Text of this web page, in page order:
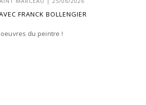
FRANCK BOLLENGIER
du peintre !